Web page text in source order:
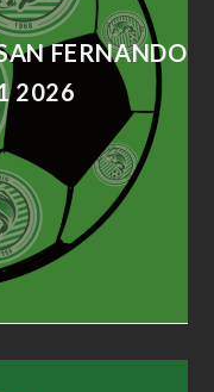
FERNANDO
2026